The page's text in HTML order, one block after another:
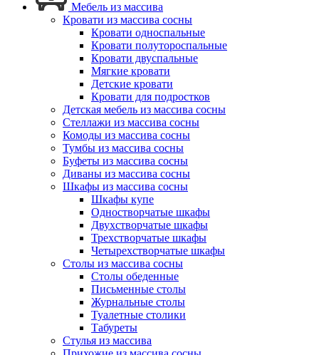
Мебель из массива
Кровати из массива сосны
Кровати односпальные
Кровати полутороспальные
Кровати двуспальные
Мягкие кровати
Детские кровати
Кровати для подростков
Детская мебель из массива сосны
Стеллажи из массива сосны
Комоды из массива сосны
Тумбы из массива сосны
Буфеты из массива сосны
Диваны из массива сосны
Шкафы из массива сосны
Шкафы купе
Одностворчатые шкафы
Двухстворчатые шкафы
Трехстворчатые шкафы
Четырехстворчатые шкафы
Столы из массива сосны
Столы обеденные
Письменные столы
Журнальные столы
Туалетные столики
Табуреты
Стулья из массива